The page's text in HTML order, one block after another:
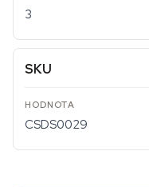
3
SKU
CSDS0029